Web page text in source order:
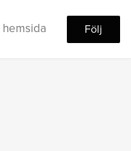
hemsida Följ